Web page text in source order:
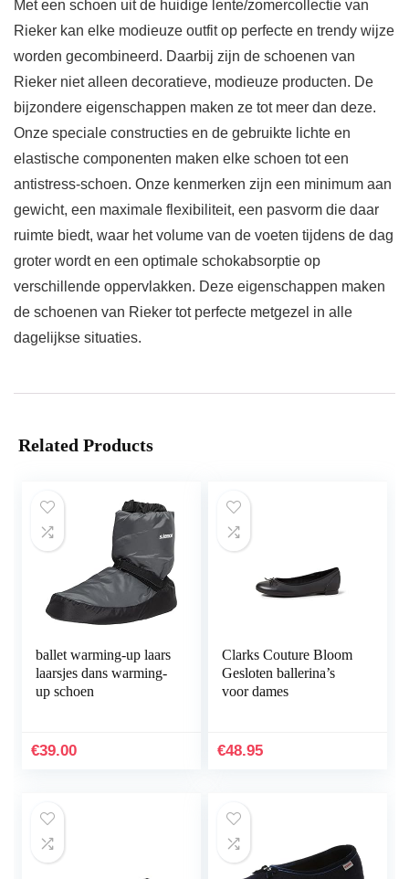
Met een schoen uit de huidige lente/zomercollectie van
Rieker kan elke modieuze outfit op perfecte en trendy wijze
worden gecombineerd. Daarbij zijn de schoenen van
Rieker niet alleen decoratieve, modieuze producten. De
bijzondere eigenschappen maken ze tot meer dan deze.
Onze speciale constructies en de gebruikte lichte en
elastische componenten maken elke schoen tot een
antistress-schoen. Onze kenmerken zijn een minimum aan
gewicht, een maximale flexibiliteit, een pasvorm die daar
ruimte biedt, waar het volume van de voeten tijdens de dag
groter wordt en een optimale schokabsorptie op
verschillende oppervlakken. Deze eigenschappen maken
de schoenen van Rieker tot perfecte metgezel in alle
dagelijkse situaties.
Related Products
ballet warming-up laars
laarsjes dans warming-
up schoen
€39.00
Clarks Couture Bloom
Gesloten ballerina’s
voor dames
€48.95